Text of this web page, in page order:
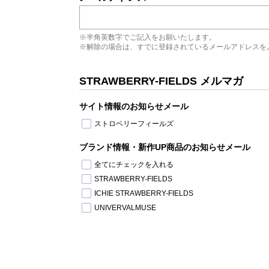
※半角英数字でご記入をお願いたします。
※解除の場合は、すでに登録されているメールアドレスを
STRAWBERRY-FIELDS メルマガ
サイト情報のお知らせメール
ストロベリーフィールズ
ブランド情報・新作UP商品のお知らせメール
全てにチェックを入れる
STRAWBERRY-FIELDS
ICHIE STRAWBERRY-FIELDS
UNIVERVALMUSE